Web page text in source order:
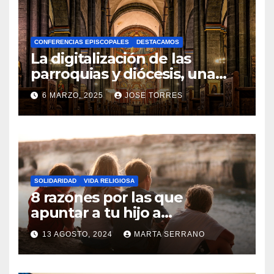
H
A
Y
C
O
M
N
T
A
R
I
O
S
CONFERENCIAS EPISCOPALES DESTACAMOS
La digitalización de las
parroquias y diócesis, una
realidad ya para el futuro de
la Iglesia
6 MARZO, 2025 JOSE TORRES
N
O
H
A
Y
SOLIDARIDAD VIDA RELIGIOSA
8 razones por las que
apuntar a tu hijo a
Catequesis
13 AGOSTO, 2024 MARTA SERRANO
N
O